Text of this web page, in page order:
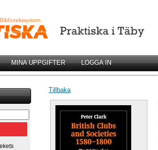
MINA UPPGIFTER LOGGA IN
Tillbaka